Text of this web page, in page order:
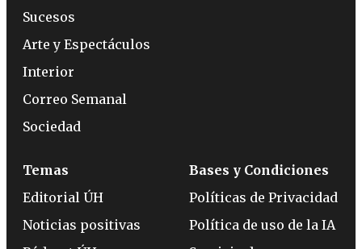
Sucesos
Arte y Espectáculos
Interior
Correo Semanal
Sociedad
Temas
Editorial ÚH
Noticias positivas
Bases y Condiciones
Políticas de Privacidad
Política de uso de la IA